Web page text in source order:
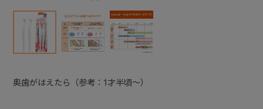
奥歯がはえたら（参考：1才半頃～）